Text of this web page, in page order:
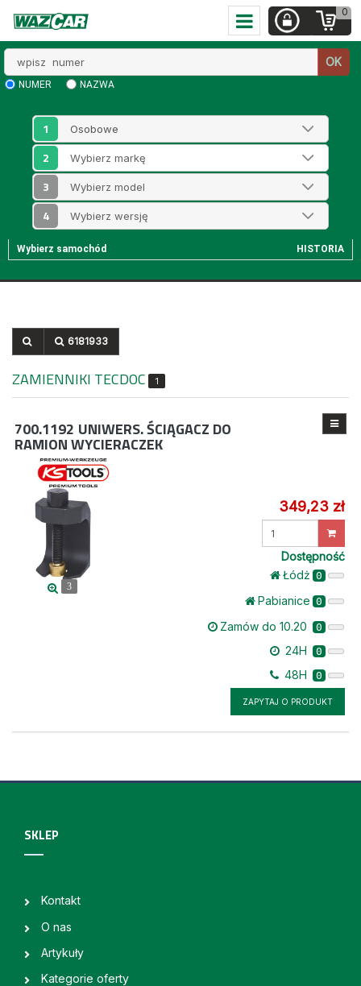
0
numer
OK
NUMER NAZWA
1
2
3
4
Wybierz samochód HISTORIA
6181933
ZAMIENNIKI TECDOC 1
700.1192 UNIWERS. ŚCIĄGACZ DO
RAMION WYCIERACZEK
3
349,23 zł
Dostępność
Łódż 0
Pabianice 0
Zamów do 10.20 0
24H 0
48H 0
ZAPYTAJ O PRODUKT
SKLEP
Kontakt
O nas
Artykuły
Kategorie oferty